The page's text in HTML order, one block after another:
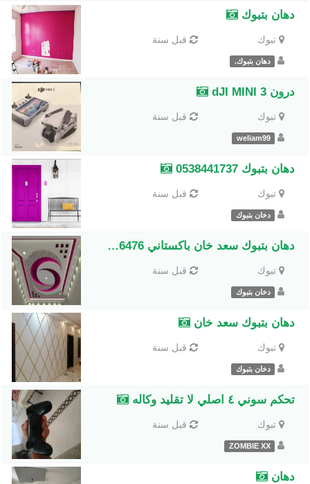
دهان بتبوك
تبوك قبل سنة
دهان بتبوك.
درون dJI MINI 3
تبوك قبل سنة
weliam99
دهان بتبوك 0538441737
تبوك قبل سنة
دخان بتبوك
دهان بتبوك سعد خان باكستاني 0535036476
تبوك قبل سنة
دخان بتبوك
دهان بتبوك سعد خان
تبوك قبل سنة
دخان بتبوك
تحكم سوني ٤ اصلي لا تقليد وكاله
تبوك قبل سنة
ZOMBIE XX
دهان